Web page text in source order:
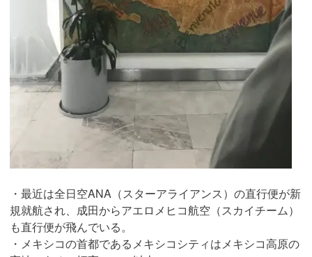
・最近は全日空ANA（スターアライアンス）の直行便が新
規就航され、成田からアエロメヒコ航空（スカイチーム）
も直行便が飛んでいる。
・メキシコの首都であるメキシコシティはメキシコ高原の